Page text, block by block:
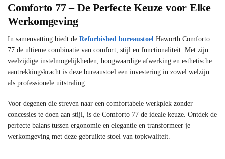
Comforto 77 – De Perfecte Keuze voor Elke
Werkomgeving
In samenvatting biedt de Refurbished bureaustoel Haworth Comforto
77 de ultieme combinatie van comfort, stijl en functionaliteit. Met zijn
veelzijdige instelmogelijkheden, hoogwaardige afwerking en esthetische
aantrekkingskracht is deze bureaustoel een investering in zowel welzijn
als professionele uitstraling.
Voor degenen die streven naar een comfortabele werkplek zonder
concessies te doen aan stijl, is de Comforto 77 de ideale keuze. Ontdek de
perfecte balans tussen ergonomie en elegantie en transformeer je
werkomgeving met deze gebruikte stoel van topkwaliteit.